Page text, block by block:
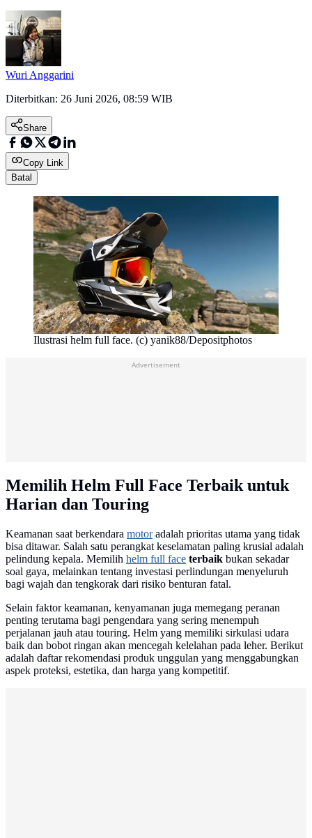
Wuri Anggarini
Diterbitkan: 26 Juni 2026, 08:59 WIB
Share
Copy Link
Batal
Ilustrasi helm full face. (c) yanik88/Depositphotos
Advertisement
Memilih Helm Full Face Terbaik untuk
Harian dan Touring
Keamanan saat berkendara motoradalah prioritas utama yang tidak
bisa ditawar. Salah satu perangkat keselamatan paling krusial adalah
pelindung kepala. Memilih helm full face terbaik bukan sekadar
soal gaya, melainkan tentang investasi perlindungan menyeluruh
bagi wajah dan tengkorak dari risiko benturan fatal.
Selain faktor keamanan, kenyamanan juga memegang peranan
penting terutama bagi pengendara yang sering menempuh
perjalanan jauh atau touring. Helm yang memiliki sirkulasi udara
baik dan bobot ringan akan mencegah kelelahan pada leher. Berikut
adalah daftar rekomendasi produk unggulan yang menggabungkan
aspek proteksi, estetika, dan harga yang kompetitif.